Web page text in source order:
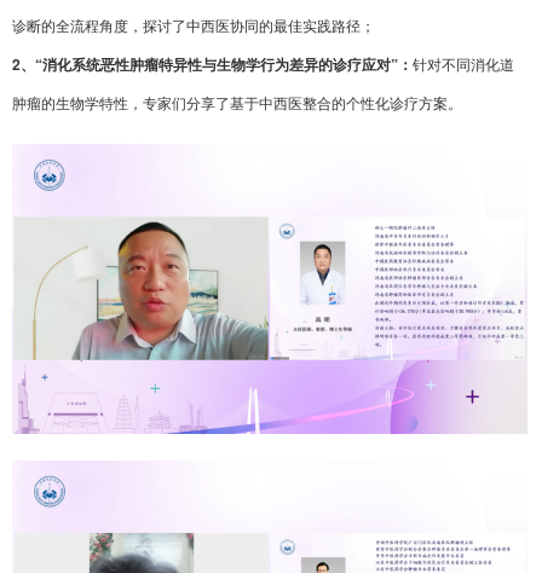
诊断的全流程角度，探讨了中西医协同的最佳实践路径；
2、“消化系统恶性肿瘤特异性与生物学行为差异的诊疗应对”： 针对不同消化道
肿瘤的生物学特性，专家们分享了基于中西医整合的个性化诊疗方案。